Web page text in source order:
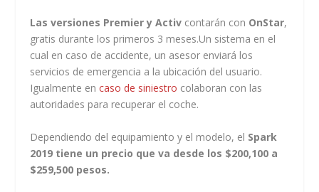
Las versiones Premier y Activ contarán con OnStar,
gratis durante los primeros 3 meses.Un sistema en el
cual en caso de accidente, un asesor enviará los
servicios de emergencia a la ubicación del usuario.
Igualmente encaso de siniestro colaboran con las
autoridades para recuperar el coche.
Dependiendo del equipamiento y el modelo, el Spark
2019 tiene un precio que va desde los $200,100 a
$259,500 pesos.